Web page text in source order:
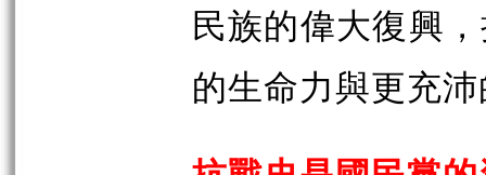
民族的偉大復興
的生命力與更充